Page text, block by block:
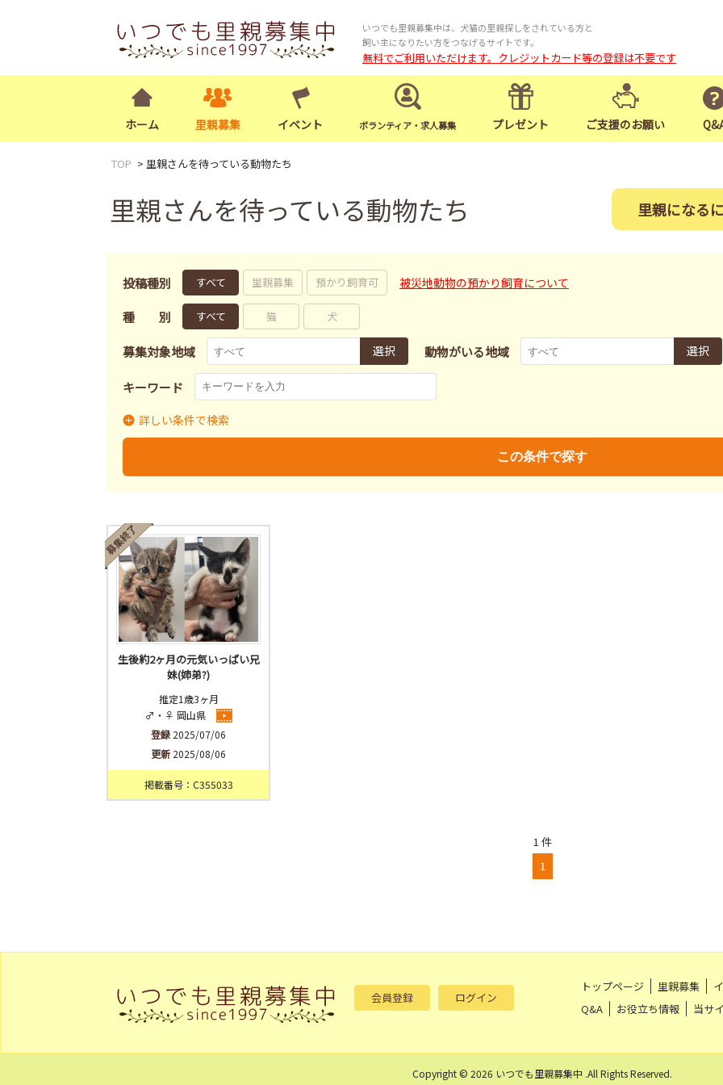
いつでも里親募集中は、犬猫の里親探しをされている方と
飼い主になりたい方をつなげるサイトです。
無料でご利用いただけます。クレジットカード等の登録は不要です
ホーム 里親募集 イベント ボランティア・求人募集 プレゼント ご支援のお願い
TOP 里親さんを待っている動物たち
里親さんを待っている動物たち 里親になる
投稿種別 すべて 里親募集 預かり飼育可 被災地動物の預かり飼育について
種別 すべて 猫 犬
募集対象地域 選択 動物がいる地域 選択
キーワード
募集状況 里親募集
詳しい条件で検索
この条件で探す
生後約2ヶ月の元気いっぱい兄
妹(姉弟?)
推定1歳3ヶ月
♂・♀ 岡山県
登録 2025/07/06
更新 2025/08/06
掲載番号：C355033
1 件
1
会員登録 ログイン
トップページ 里親募集
Q&A
お役立ち情報 当サ
Copyright © 2026 いつでも里親募集中 .All Rights Reserved.